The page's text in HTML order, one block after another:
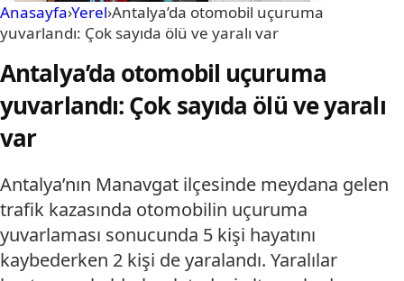
Anasayfa›Yerel›Antalya’da otomobil uçuruma
yuvarlandı: Çok sayıda ölü ve yaralı var
Antalya’da otomobil uçuruma
yuvarlandı: Çok sayıda ölü ve yaralı
var
Antalya’nın Manavgat ilçesinde meydana gelen
trafik kazasında otomobilin uçuruma
yuvarlaması sonucunda 5 kişi hayatını
kaybederken 2 kişi de yaralandı. Yaralılar